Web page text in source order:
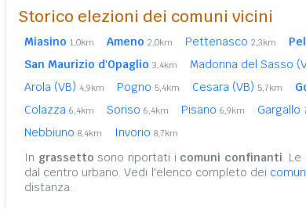
Storico elezioni dei comuni vicini
Miasino 1,0km Ameno 2,0km Pettenasco 2,3km
San Maurizio d'Opaglio 3,4km Madonna del Sasso
Arola (VB) 4,9km Pogno 5,4km Cesara (VB) 5,7km
Colazza 6,4km Soriso 6,4km Pisano 6,9km Gargallo
Nebbiuno 8,4km Invorio 8,7km
In grassetto sono riportati i comuni confinanti. Le
dal centro urbano. Vedi l'elenco completo dei
distanza.